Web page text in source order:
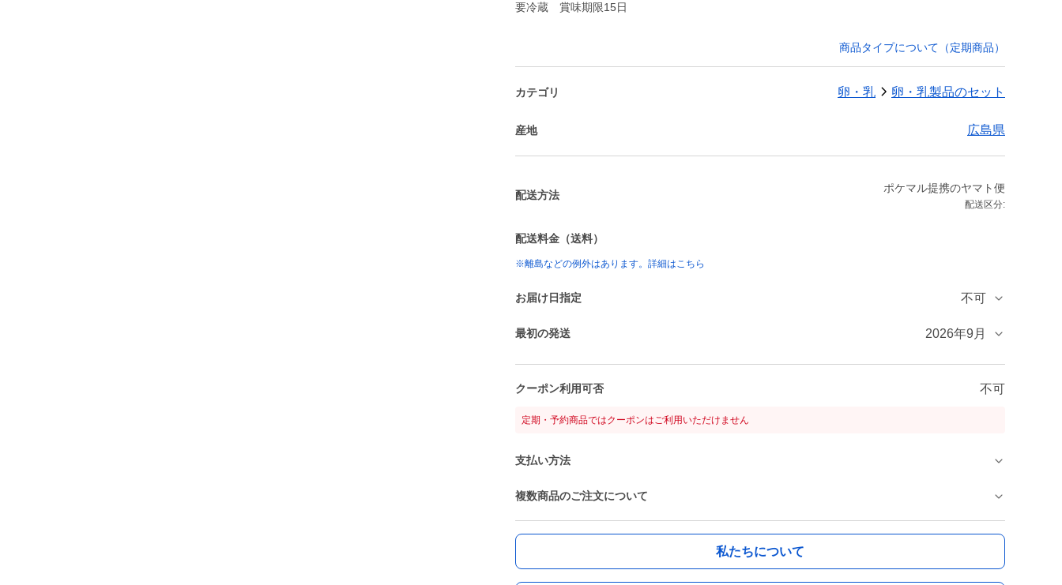
要冷蔵 賞味期限15日
商品タイプについて（定期商品）
カテゴリ 卵・乳 卵・乳製品のセット
産地 広島県
配送方法
ポケマル提携のヤマト便
配送区分:
配送料金（送料）
※離島などの例外はあります。詳細はこちら
お届け日指定 不可
最初の発送 2026年9月
クーポン利用可否 不可
定期・予約商品ではクーポンはご利用いただけません
支払い方法
複数商品のご注文について
私たちについて